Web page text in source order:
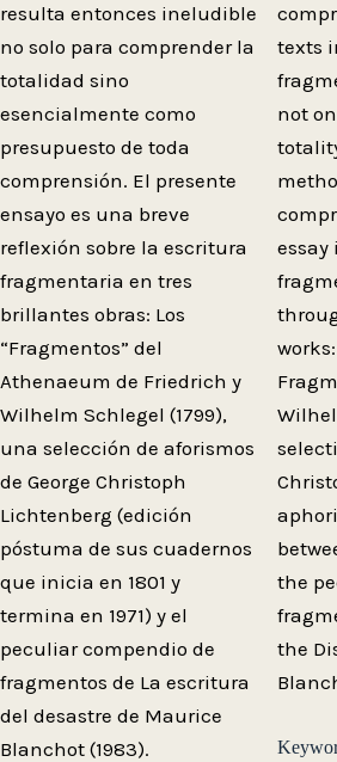
resulta entonces ineludible
no solo para comprender la
totalidad sino
esencialmente como
presupuesto de toda
comprensión. El presente
ensayo es una breve
reflexión sobre la escritura
fragmentaria en tres
brillantes obras: Los
“Fragmentos” del
Athenaeum de Friedrich y
Wilhelm Schlegel (1799),
una selección de aforismos
de George Christoph
Lichtenberg (edición
póstuma de sus cuadernos
que inicia en 1801 y
termina en 1971) y el
peculiar compendio de
fragmentos de La escritura
del desastre de Maurice
Blanchot (1983).
texts
not
essay
the
the